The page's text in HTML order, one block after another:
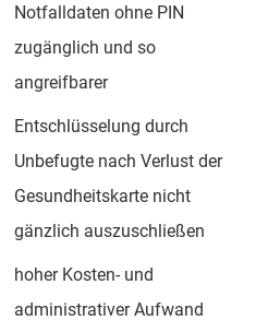
Notfalldaten ohne PIN
zugänglich und so
angreifbarer
Entschlüsselung durch
Unbefugte nach Verlust der
Gesundheitskarte nicht
gänzlich auszuschließen
hoher Kosten- und
administrativer Aufwand